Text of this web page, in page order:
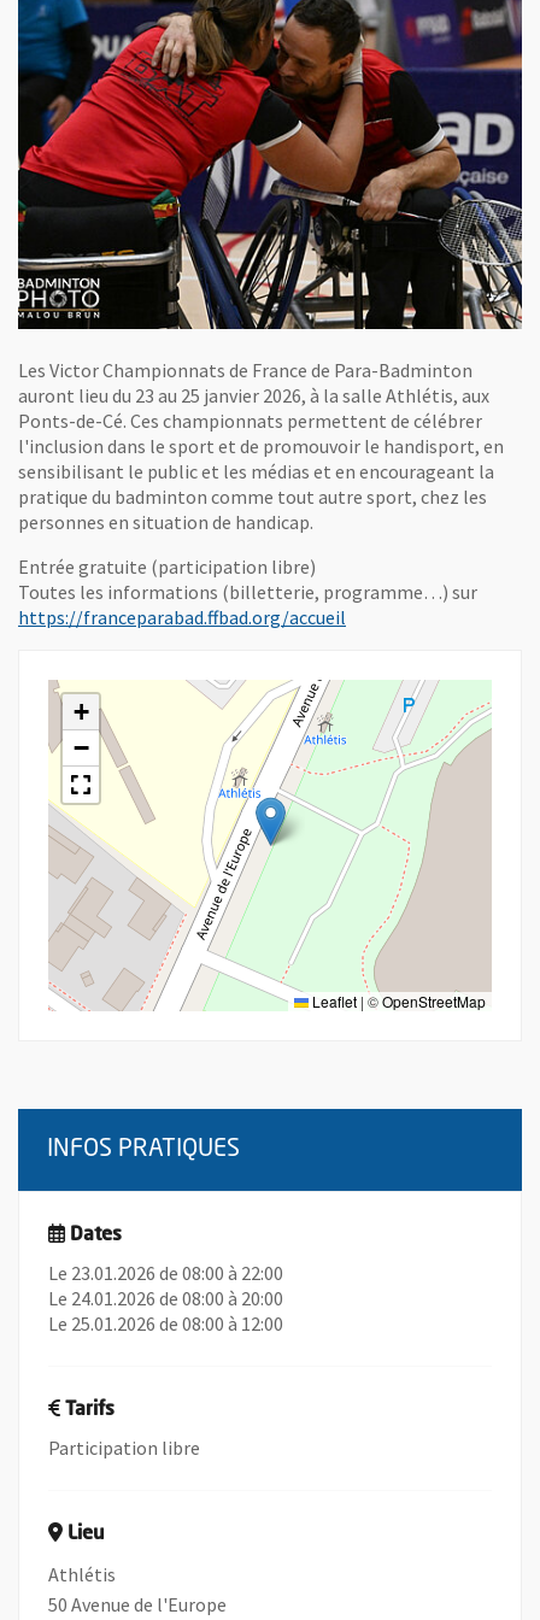
Les Victor Championnats de France de Para-Badminton
auront lieu du 23 au 25 janvier 2026, à la salle Athlétis, aux
Ponts-de-Cé. Ces championnats permettent de célébrer
l'inclusion dans le sport et de promouvoir le handisport, en
sensibilisant le public et les médias et en encourageant la
pratique du badminton comme tout autre sport, chez les
personnes en situation de handicap.
Entrée gratuite (participation libre)
Toutes les informations (billetterie, programme…) sur
https://franceparabad.ffbad.org/accueil
+
−
Leaflet | ©OpenStreetMap
INFOS PRATIQUES
Dates
Le 23.01.2026 de 08:00 à 22:00
Le 24.01.2026 de 08:00 à 20:00
Le 25.01.2026 de 08:00 à 12:00
Tarifs
Participation libre
Lieu
Athlétis
50 Avenue de l'Europe